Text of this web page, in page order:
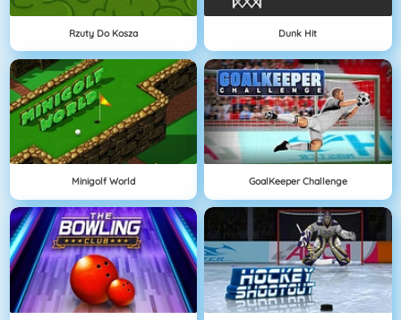
Rzuty Do Kosza Dunk Hit
Minigolf World GoalKeeper Challenge